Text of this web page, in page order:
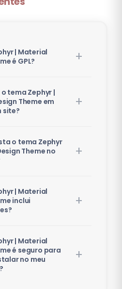
| Material
é GPL?
tema Zephyr |
Theme em
site?
o tema Zephyr
Theme no
| Material
inclui
| Material
é seguro para
no meu